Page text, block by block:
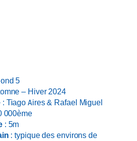
5
– Hiver 2024
: Tiago Aires & Rafael Miguel
000ème
: 5m
: typique des environs de